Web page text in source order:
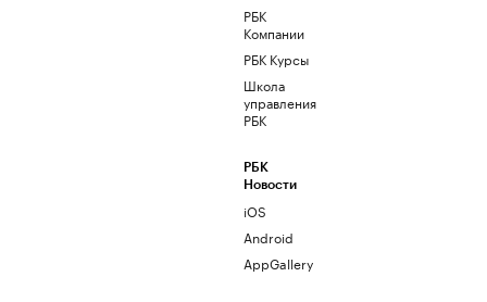
РБК
Компании
РБК Курсы
Школа
управления
РБК
РБК
Новости
iOS
Android
AppGallery